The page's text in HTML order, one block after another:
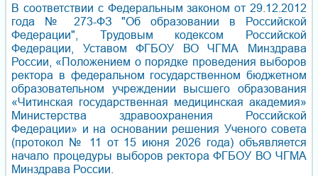
В соответствии с Федеральным законом от 29.12.2012
года № 273-ФЗ "Об образовании в Российской
Федерации", Трудовым кодексом Российской
Федерации, Уставом ФГБОУ ВО ЧГМА Минздрава
России, «Положением о порядке проведения выборов
ректора в федеральном государственном бюджетном
образовательном учреждении высшего образования
«Читинская государственная медицинская академия»
Министерства здравоохранения Российской
Федерации» и на основании решения Ученого совета
(протокол № 11 от 15 июня 2026 года) объявляется
начало процедуры выборов ректора ФГБОУ ВО ЧГМА
Минздрава России.